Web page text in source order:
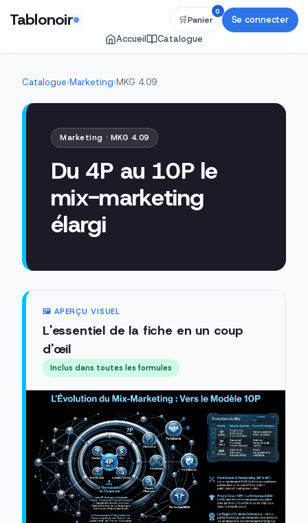
Tablonoir
Accueil Catalogue
🛒Panier
0
Se connecter
Catalogue›Marketing›MKG 4.09
Marketing · MKG 4.09
Du 4P au 10P le
mix-marketing
élargi
🖼️ APERÇU VISUEL
L'essentiel de la fiche en un coup
d'œil
Inclus dans toutes les formules